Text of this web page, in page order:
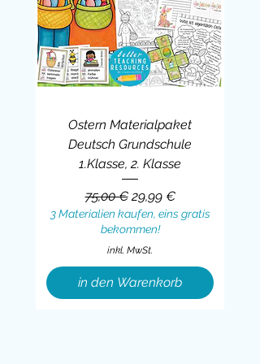
Ostern Materialpaket
Deutsch Grundschule
1.Klasse, 2. Klasse
Standardpreis
75,00 € Sale-Preis
29,99 €
3 Materialien kaufen, eins gratis
bekommen!
inkl. MwSt.
in den Warenkorb